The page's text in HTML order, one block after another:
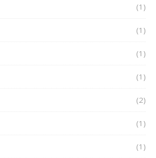
(1)
(1)
(1)
(1)
(2)
(1)
(1)